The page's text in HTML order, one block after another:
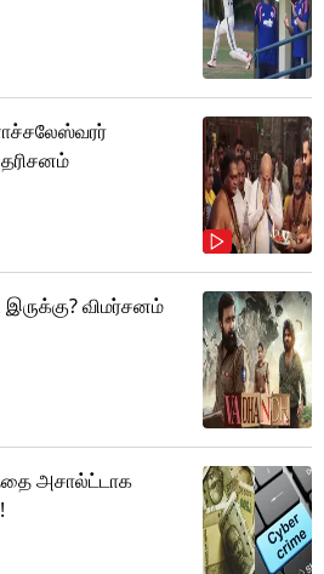
இருக்கு? விமர்சனம்
அசால்ட்டாக